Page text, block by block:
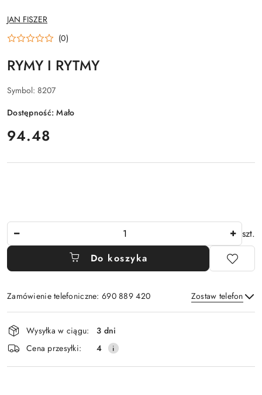
NAZWA
PRODUCENTA:
JAN FISZER
(0)
RYMY I RYTMY
Symbol: 8207
Dostępność:Mało
cena:
94.48
szt.
Do koszyka
Zamówienie telefoniczne: 690 889 420 Zostaw telefon
Wyślij
Dostępność
i
dostawa
Wysyłka w ciągu:
3 dni
Cena przesyłki:
4